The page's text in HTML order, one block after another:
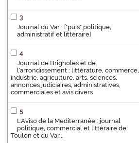
3
Journal du Var : ["puis" politique,
administratif et littéraire]
4
Journal de Brignoles et de
l'arrondissement : littérature, commerce,
industrie, agriculture, arts, sciences,
annonces judiciaires, administratives,
commerciales et avis divers
5
L'Aviso de la Méditerranée : journal
politique, commercial et littéraire de
Toulon et du Var...